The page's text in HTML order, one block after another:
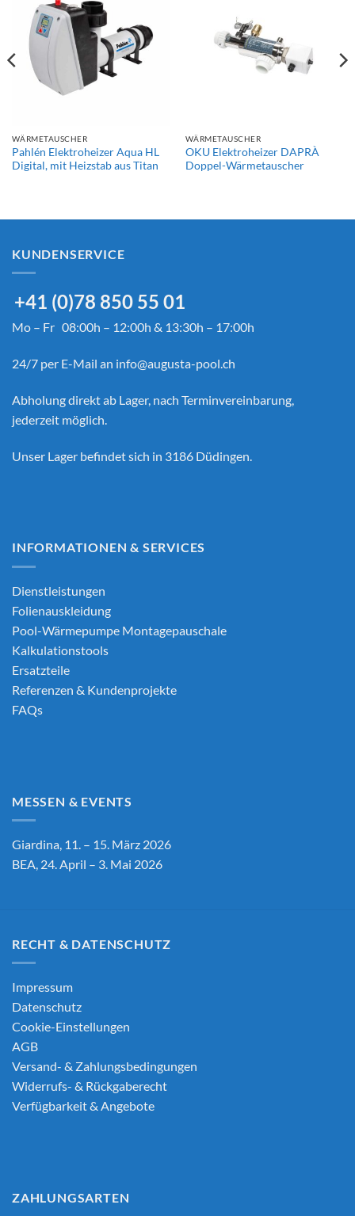
WÄRMETAUSCHER
Pahlén Elektroheizer Aqua HL
Digital, mit Heizstab aus Titan
WÄRMETAUSCHER
OKU Elektroheizer DAPRÀ
Doppel-Wärmetauscher
KUNDENSERVICE
+41 (0)78 850 55 01
Mo – Fr 08:00h – 12:00h & 13:30h – 17:00h
24/7 per E-Mail an info@augusta-pool.ch
Abholung direkt ab Lager, nach Terminvereinbarung,
jederzeit möglich.
Unser Lager befindet sich in 3186 Düdingen.
INFORMATIONEN & SERVICES
Dienstleistungen
Folienauskleidung
Pool-Wärmepumpe Montagepauschale
Kalkulationstools
Ersatzteile
Referenzen & Kundenprojekte
FAQs
MESSEN & EVENTS
Giardina, 11. – 15. März 2026
BEA, 24. April – 3. Mai 2026
RECHT & DATENSCHUTZ
Impressum
Datenschutz
Cookie-Einstellungen
AGB
Versand- & Zahlungsbedingungen
Widerrufs- & Rückgaberecht
Verfügbarkeit & Angebote
ZAHLUNGSARTEN